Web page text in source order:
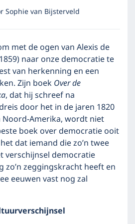
Sophie van Bijsterveld
met de ogen van Alexis de
naar onze democratie te
van herkenning en een
Zijn boekOver de
, dat hij schreef na
door het in de jaren 1820
Noord-Amerika, wordt niet
boek over democratie ooit
dat iemand die zo’n twee
verschijnsel democratie
zo’n zeggingskracht heeft en
eeuwen vast nog zal